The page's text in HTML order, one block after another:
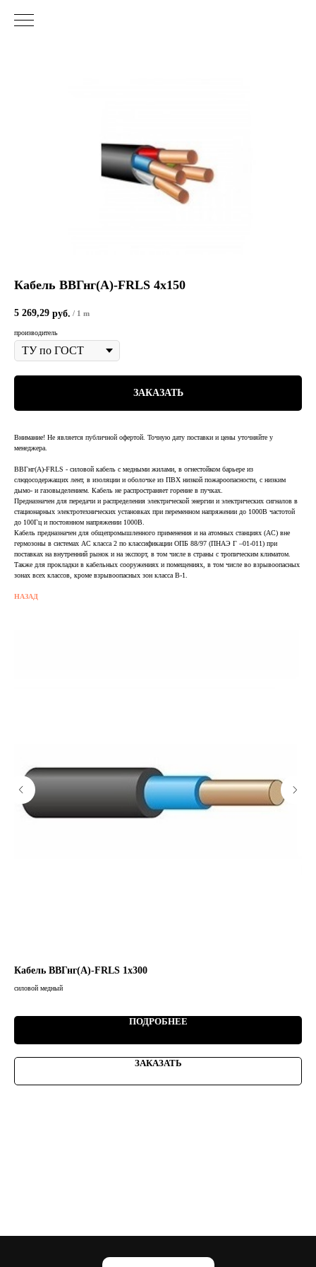
Кабель ВВГнг(А)-FRLS 4х150
5 269,29 руб. / 1 m
производитель
ЗАКАЗАТЬ
Внимание! Не является публичной офертой. Точную дату поставки и цены уточняйте у
менеджера.
ВВГнг(А)-FRLS - силовой кабель с медными жилами, в огнестойком барьере из
слюдосодержащих лент, в изоляции и оболочке из ПВХ низкой пожароопасности, с низким
дымо- и газовыделением. Кабель не распространяет горение в пучках.
Предназначен для передачи и распределения электрической энергии и электрических сигналов в
стационарных электротехнических установках при переменном напряжении до 1000В частотой
до 100Гц и постоянном напряжении 1000В.
Кабель предназначен для общепромышленного применения и на атомных станциях (АС) вне
гермозоны в системах АС класса 2 по классификации ОПБ 88/97 (ПНАЭ Г –01-011) при
поставках на внутренний рынок и на экспорт, в том числе в страны с тропическим климатом.
Также для прокладки в кабельных сооружениях и помещениях, в том числе во взрывоопасных
зонах всех классов, кроме взрывоопасных зон класса В-1.
НАЗАД
Кабель ВВГнг(А)-FRLS 1х300
силовой медный
ПОДРОБНЕЕ
ЗАКАЗАТЬ